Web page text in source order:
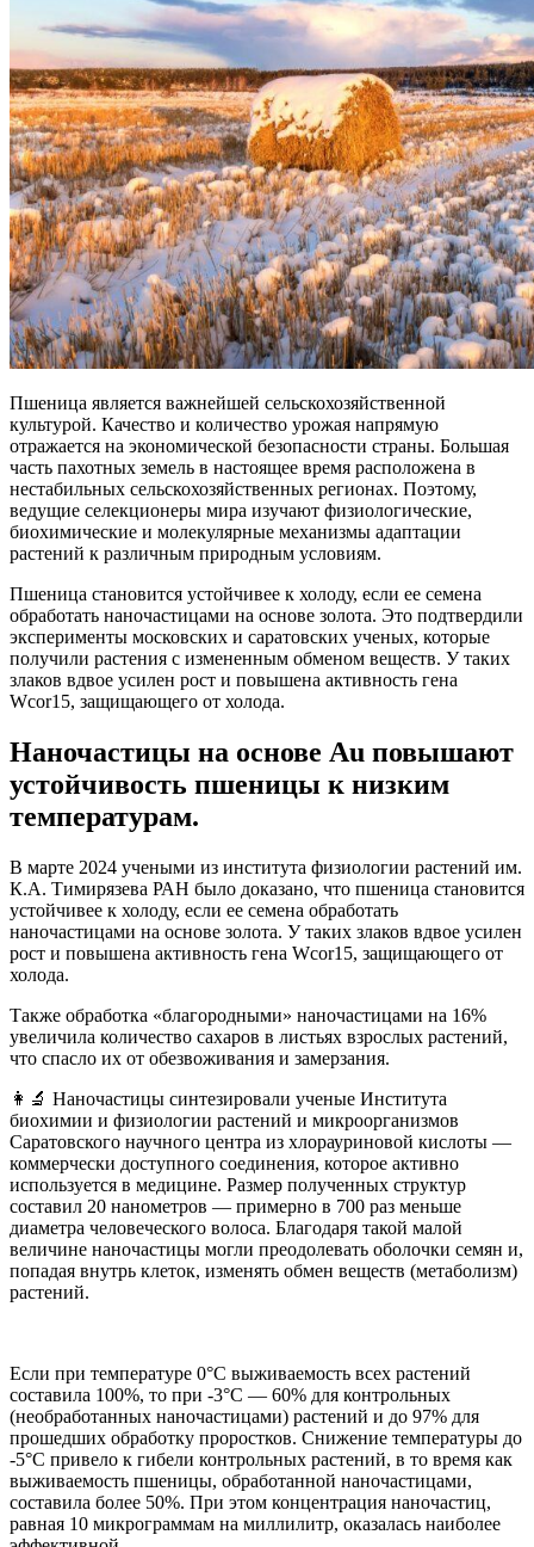
Пшеница является важнейшей сельскохозяйственной
культурой. Качество и количество урожая напрямую
отражается на экономической безопасности страны. Большая
часть пахотных земель в настоящее время расположена в
нестабильных сельскохозяйственных регионах. Поэтому,
ведущие селекционеры мира изучают физиологические,
биохимические и молекулярные механизмы адаптации
растений к различным природным условиям.
Пшеница становится устойчивее к холоду, если ее семена
обработать наночастицами на основе золота. Это подтвердили
эксперименты московских и саратовских ученых, которые
получили растения с измененным обменом веществ. У таких
злаков вдвое усилен рост и повышена активность гена
Wcor15, защищающего от холода.
Наночастицы на основе Au повышают
устойчивость пшеницы к низким
температурам.
В марте 2024 учеными из института физиологии растений им.
К.А. Тимирязева РАН было доказано, что пшеница становится
устойчивее к холоду, если ее семена обработать
наночастицами на основе золота. У таких злаков вдвое усилен
рост и повышена активность гена Wcor15, защищающего от
холода.
Также обработка «благородными» наночастицами на 16%
увеличила количество сахаров в листьях взрослых растений,
что спасло их от обезвоживания и замерзания.
👩‍🔬 Наночастицы синтезировали ученые Института
биохимии и физиологии растений и микроорганизмов
Саратовского научного центра из хлорауриновой кислоты —
коммерчески доступного соединения, которое активно
используется в медицине. Размер полученных структур
составил 20 нанометров — примерно в 700 раз меньше
диаметра человеческого волоса. Благодаря такой малой
величине наночастицы могли преодолевать оболочки семян и,
попадая внутрь клеток, изменять обмен веществ (метаболизм)
растений.
Если при температуре 0°С выживаемость всех растений
составила 100%, то при -3°С — 60% для контрольных
(необработанных наночастицами) растений и до 97% для
прошедших обработку проростков. Снижение температуры до
-5°С привело к гибели контрольных растений, в то время как
выживаемость пшеницы, обработанной наночастицами,
составила более 50%. При этом концентрация наночастиц,
равная 10 микрограммам на миллилитр, оказалась наиболее